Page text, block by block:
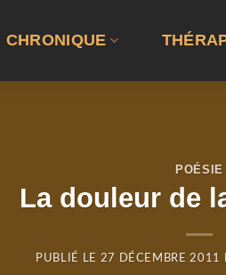
CHRONIQUE
POÉSIE
La douleur de
PUBLIÉ LE 27 DÉCEMBRE 2011